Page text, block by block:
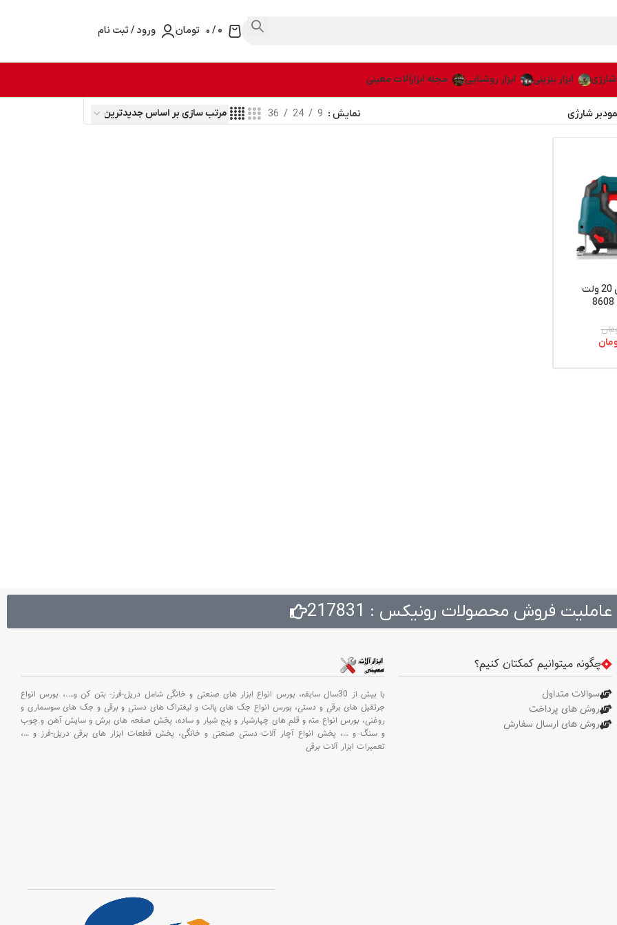
0
/۰ تومان ورود / ثبت نام
شارژی ابزار بنزینی ابزار روشنایی مجله ابزارآلات معینی
شارژی نمایش 9
24
36
اره عمودبر شارژی 20 ولت
فروش محصولات رونیکس : 217831
چگونه میتوانیم کمکتان کنیم؟
سوالات متداول
روش های پرداخت
روش های ارسال سفارش
با بیش از 30سال سابقه، بورس انواع ابزار های صنعتی و خانگی شامل دریل-فرز- بتن کن و….، بورس انواع
جرثقیل های برقی و دستی، بورس انواع جک های پالت و لیفتراک های دستی و برقی و جک های سوسماری و
روغنی، بورس انواع مته و قلم های چهارشیار و پنج شیار و ساده، پخش صفحه های برش و سایش آهن و چوب
و سنگ و…، پخش انواع آچار آلات دستی صنعتی و خانگی، پخش قطعات ابزار های برقی دریل-فرز و …،
تعمیرات ابزار آلات برقی